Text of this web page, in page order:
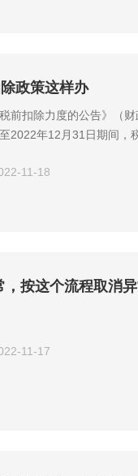
政策这样办
前扣除力度的公告》
2022年12月31日期间，
11-18
，按这个流程取消
11-17